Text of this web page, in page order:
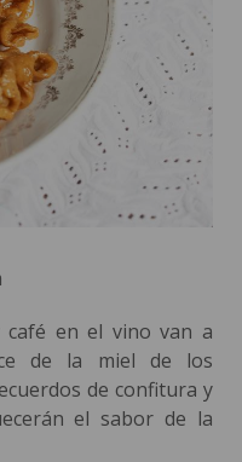
café en el vino van a
de la miel de los
de confitura y
el sabor de la